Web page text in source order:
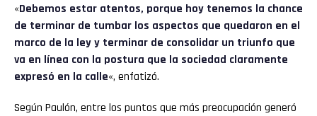
«Debemos estar atentos, porque hoy tenemos la chance
de terminar de tumbar los aspectos que quedaron en el
marco de la ley y terminar de consolidar un triunfo que
va en línea con la postura que la sociedad claramente
expresó en la calle«, enfatizó.
Según Paulón, entre los puntos que más preocupación generó